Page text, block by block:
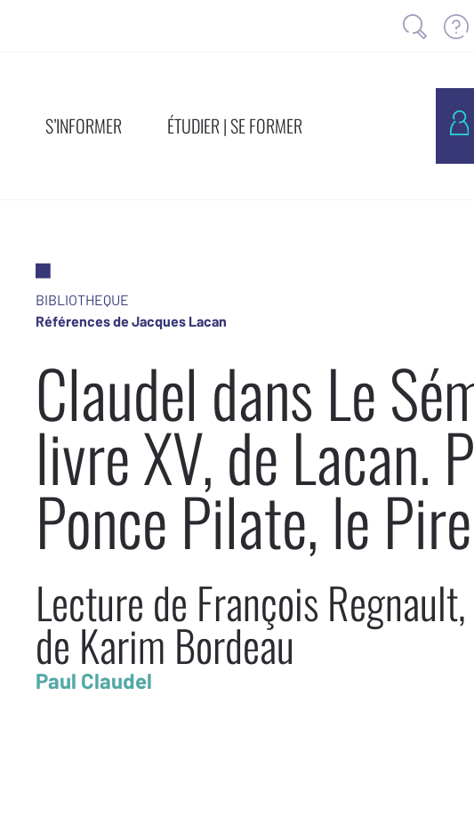
S’INFORMER ÉTUDIER | SE FORMER
BIBLIOTHEQUE
Références de Jacques Lacan
Claudel dans Le
livre XV, de Lacan.
Ponce Pilate, le
Lecture de François
de Karim Bordeau
Paul Claudel